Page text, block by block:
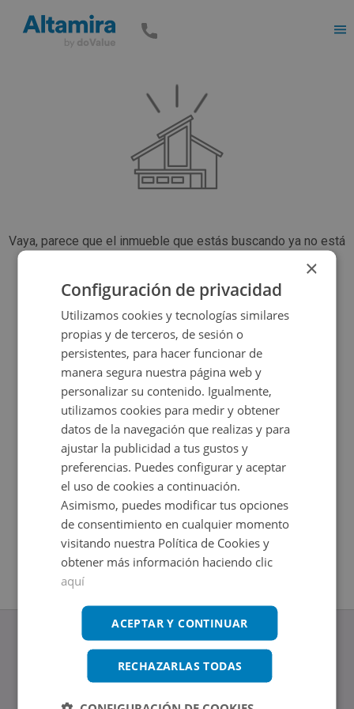
Vaya, parece que el inmueble que estás buscando ya no está
Volver a buscar
Trastero en venta en CALLE DOLROSA 13
Impuestos no incluidos
×
Configuración de privacidad
Utilizamos cookies y tecnologías similares
propias y de terceros, de sesión o
persistentes, para hacer funcionar de
manera segura nuestra página web y
personalizar su contenido. Igualmente,
utilizamos cookies para medir y obtener
datos de la navegación que realizas y para
ajustar la publicidad a tus gustos y
preferencias. Puedes configurar y aceptar
el uso de cookies a continuación.
Asimismo, puedes modificar tus opciones
de consentimiento en cualquier momento
visitando nuestra Política de Cookies y
obtener más información haciendo clic
aquí
ACEPTAR Y CONTINUAR
RECHAZARLAS TODAS